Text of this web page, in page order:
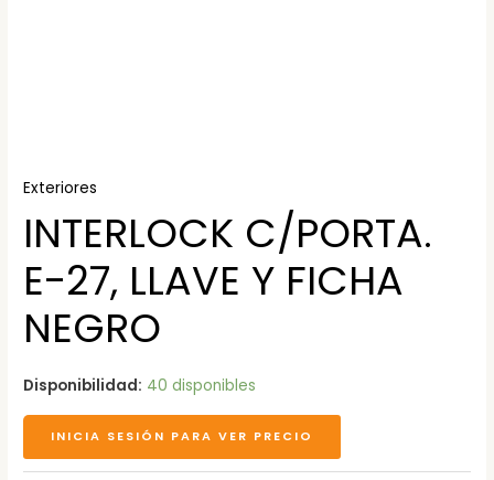
Exteriores
INTERLOCK C/PORTA.
E-27, LLAVE Y FICHA
NEGRO
Disponibilidad: 40 disponibles
INICIA SESIÓN PARA VER PRECIO